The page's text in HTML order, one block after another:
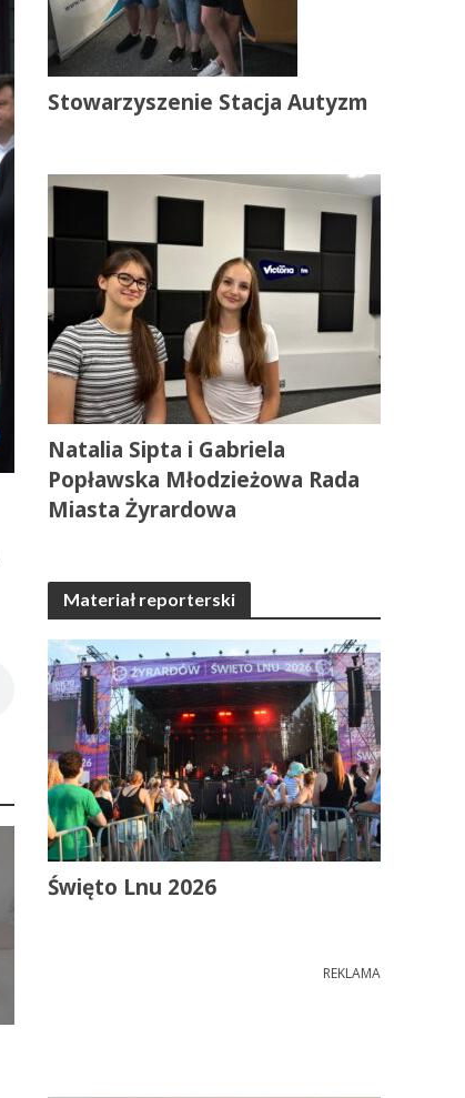
Stowarzyszenie Stacja Autyzm
Natalia Sipta i Gabriela
Popławska Młodzieżowa Rada
Miasta Żyrardowa
Materiał reporterski
Święto Lnu 2026
REKLAMA